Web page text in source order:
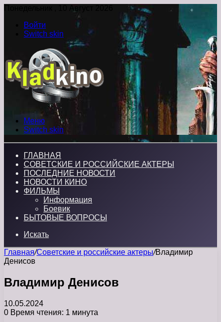
Понедельник , 10 Август 2026
Войти
Switch skin
Меню
Switch skin
ГЛАВНАЯ
СОВЕТСКИЕ И РОССИЙСКИЕ АКТЕРЫ
ПОСЛЕДНИЕ НОВОСТИ
НОВОСТИ КИНО
ФИЛЬМЫ
Информация
Боевик
БЫТОВЫЕ ВОПРОСЫ
Искать
Главная/Советские и российские актеры/Владимир
Денисов
Владимир Денисов
10.05.2024
0 Время чтения: 1 минута